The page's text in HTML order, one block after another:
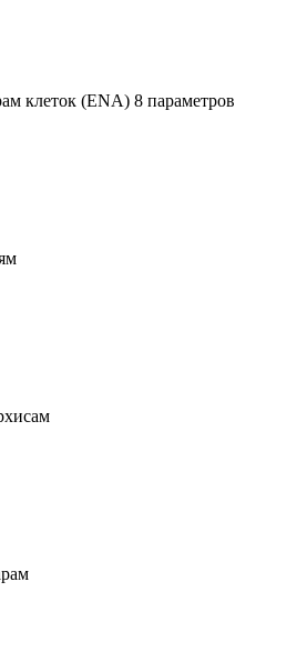
клеток (ENА) 8 параметров